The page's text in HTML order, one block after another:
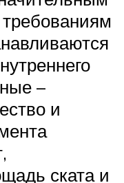
–
и
ската и